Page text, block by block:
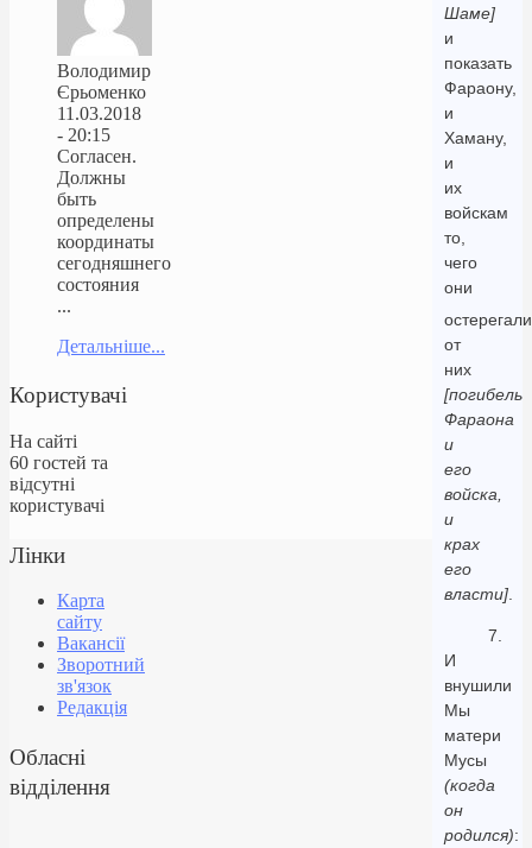
Шаме]
и
показать
Фараону,
и
Хаману,
и
их
войскам
то,
чего
они
от
них
[погибель
Фараона
и
его
войска,
и
крах
его
власти].
7.
И
внушили
Мы
матери
Мусы
(когда
он
родился):
Володимир
Єрьоменко
11.03.2018
- 20:15
Согласен.
Должны
быть
определены
координаты
сегодняшнего
состояния
...
Детальніше...
Користувачі
На сайті
60 гостей та
відсутні
користувачі
Лінки
Карта
сайту
Вакансії
Зворотний
зв'язок
Редакція
Обласні
відділення